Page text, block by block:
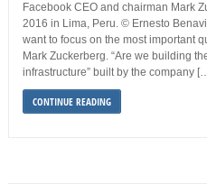
Facebook CEO and chairman Mark
2016 in Lima, Peru. © Ernesto
want to focus on the most important
Mark Zuckerberg. “Are we building
infrastructure” built by the company
CONTINUE READING